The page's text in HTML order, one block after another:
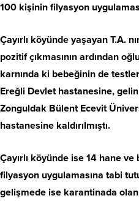
100 kişinin filyasyon
Çayırlı köyünde yaşayan T.A.
pozitif çıkmasının ardından
karnında ki bebeğinin de
Ereğli Devlet hastanesine,
Zonguldak Bülent Ecevit
hastanesine kaldırılmıştı.
Çayırlı köyünde ise 14 hane
filyasyon uygulamasına tabi
gelişmede ise karantinada olan